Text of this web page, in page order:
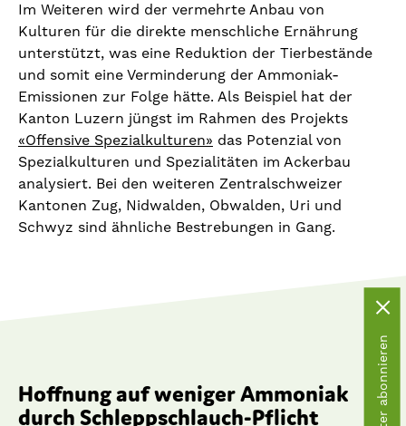
Im Weiteren wird der vermehrte Anbau von
Kulturen für die direkte menschliche Ernährung
unterstützt, was eine Reduktion der Tierbestände
und somit eine Verminderung der Ammoniak-
Emissionen zur Folge hätte. Als Beispiel hat der
Kanton Luzern jüngst im Rahmen des Projekts
«Offensive Spezialkulturen» das Potenzial von
Spezialkulturen und Spezialitäten im Ackerbau
analysiert. Bei den weiteren Zentralschweizer
Kantonen Zug, Nidwalden, Obwalden, Uri und
Schwyz sind ähnliche Bestrebungen in Gang.
Hoffnung auf weniger Ammoniak
durch Schleppschlauch-Pflicht